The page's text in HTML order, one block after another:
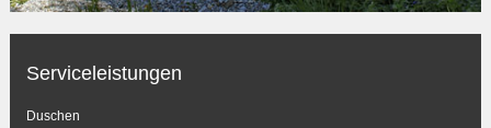
Serviceleistungen
Duschen